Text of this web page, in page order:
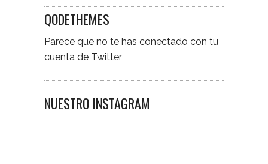
QODETHEMES
Parece que no te has conectado con tu
cuenta de Twitter
NUESTRO INSTAGRAM